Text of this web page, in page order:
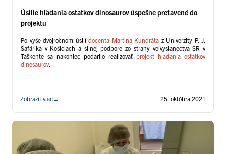
Úsilie hľadania ostatkov dinosaurov úspešne pretavené do
projektu
Po vyše dvojročnom úsilí docenta Martina Kundráta z Univerzity P. J.
Šafárika v Košiciach a silnej podpore zo strany veľvyslanectva SR v
Taškente sa nakoniec podarilo realizovať projekt hľadania ostatkov
dinosaurov.
Zobraziť viac→ 25. októbra 2021